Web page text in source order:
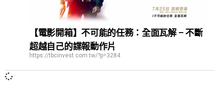
【電影開箱】不可能的任務：全面瓦解 – 不斷
超越自己的諜報動作片
https://tbcinvest.com.tw/?p=3284